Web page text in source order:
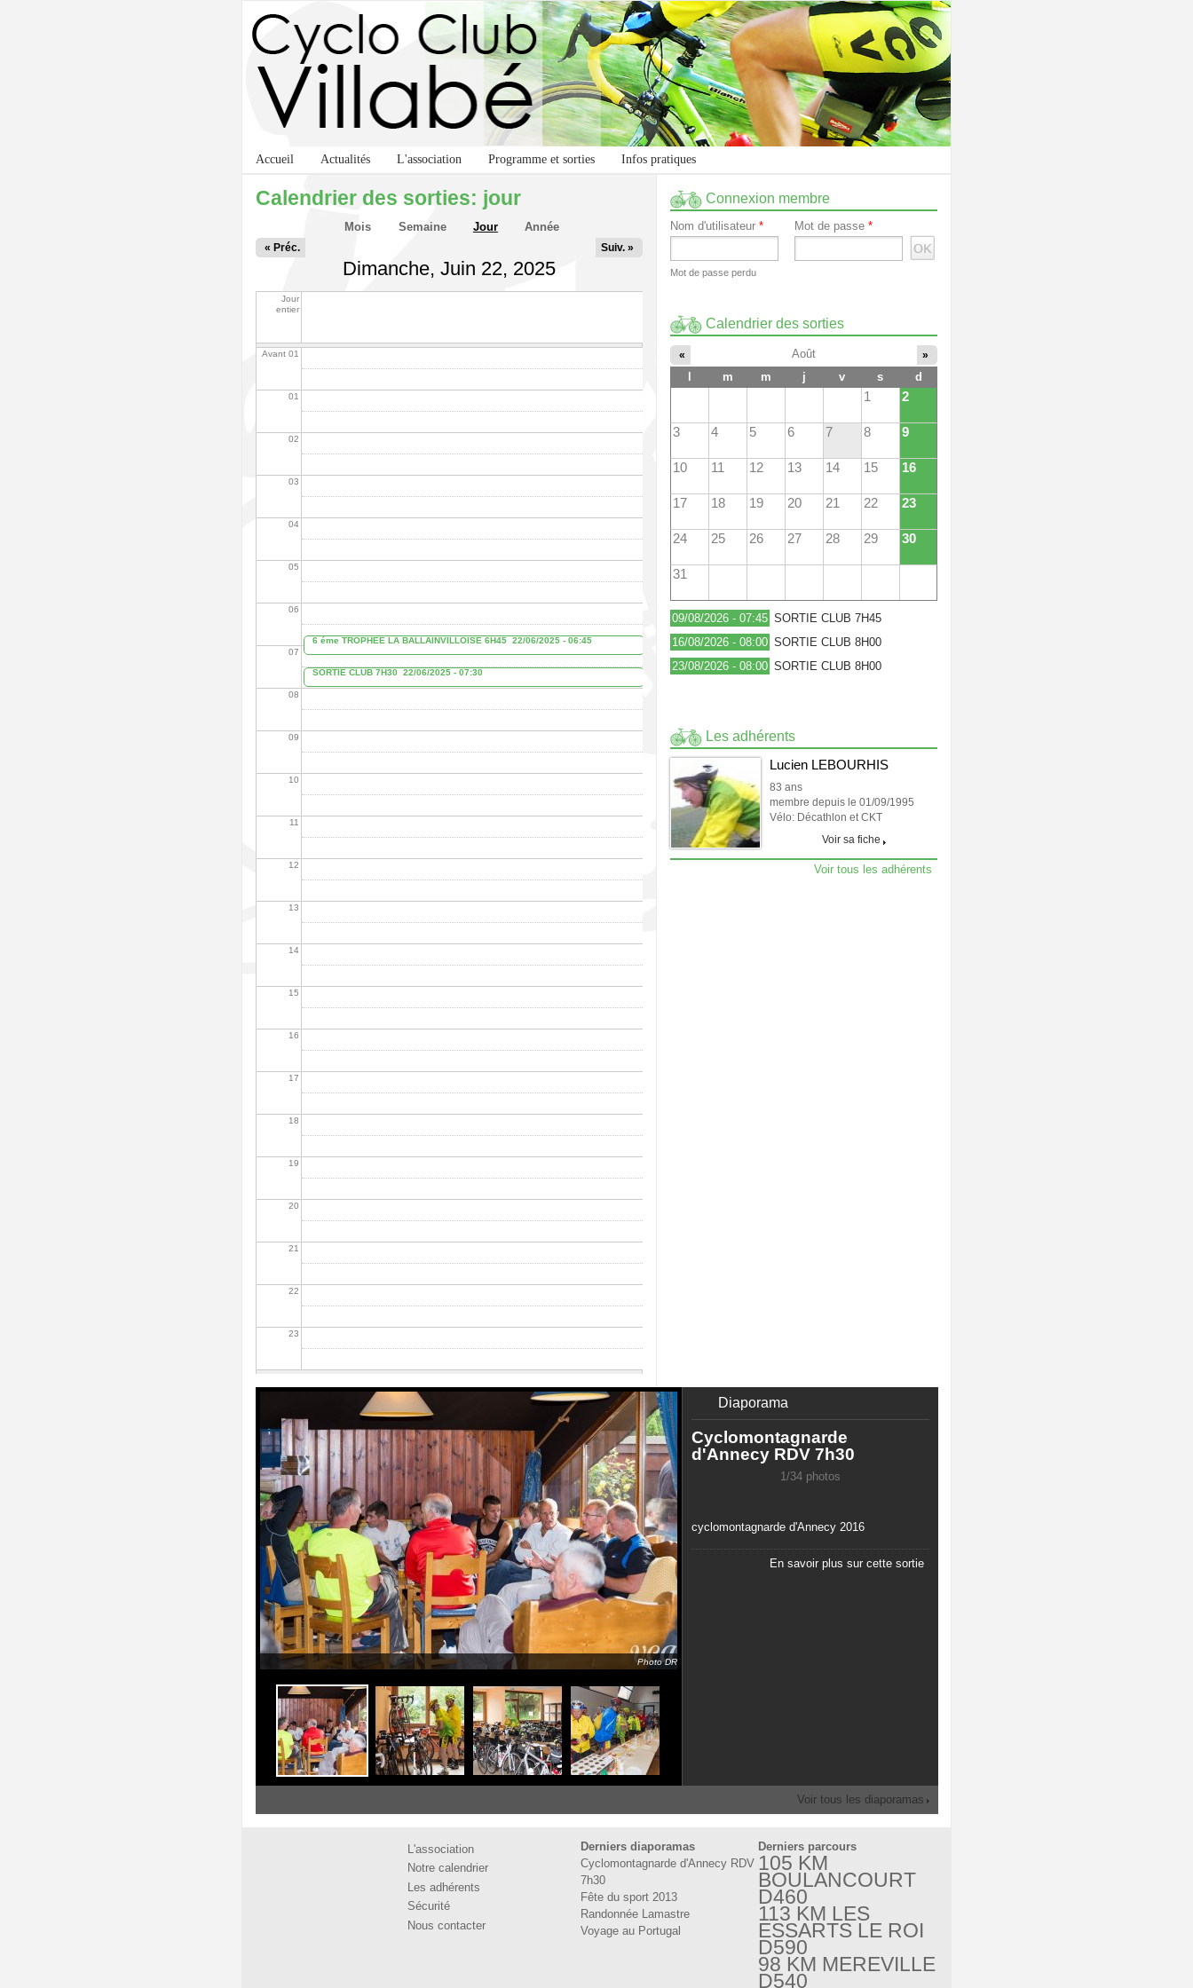
Accueil Actualités L'association Programme et sorties Infos pratiques
Calendrier des sorties: jour
Onglets principauxMois Semaine Jour(onglet actif)
Année
Dimanche, Juin 22, 2025
« Préc. Suiv. »
Jour
entier
Avant 01
01
02
03
04
05
06
07
08
09
10
11
12
13
14
15
16
17
18
19
20
21
22
23
6 éme TROPHEE LA BALLAINVILLOISE 6H45 22/06/2025 - 06:45
SORTIE CLUB 7H30 22/06/2025 - 07:30
Connexion membre
Nom d'utilisateur * Mot de passe *
Mot de passe perdu
Calendrier des sorties
Août
« »
m m j v s d
1 2
3 4 5 6 7 8 9
10 11 12 13 14 15 16
17 18 19 20 21 22 23
24 25 26 27 28 29 30
31
09/08/2026 - 07:45 SORTIE CLUB 7H45
16/08/2026 - 08:00 SORTIE CLUB 8H00
23/08/2026 - 08:00 SORTIE CLUB 8H00
Les adhérents
Lucien LEBOURHIS
83 ans
membre depuis le 01/09/1995
Vélo: Décathlon et CKT
Voir sa fiche
Voir tous les adhérents
Photo DR
Diaporama
Cyclomontagnarde
d'Annecy RDV 7h30
1/34 photos
cyclomontagnarde d'Annecy 2016
En savoir plus sur cette sortie
Voir tous les diaporamas
L'association
Notre calendrier
Les adhérents
Sécurité
Nous contacter
Derniers diaporamas
Cyclomontagnarde d'Annecy RDV
7h30
Fête du sport 2013
Randonnée Lamastre
Voyage au Portugal
Derniers parcours
105 KM
BOULANCOURT
D460
113 KM LES
ESSARTS LE ROI
D590
98 KM MEREVILLE
D540